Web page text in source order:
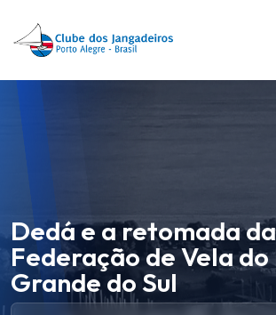
Dedá e a retomada da
Federação de Vela do
Grande do Sul